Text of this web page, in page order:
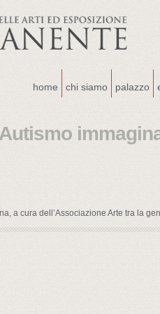
home chi siamo palazzo
a cura dell’Associazione Arte tra la